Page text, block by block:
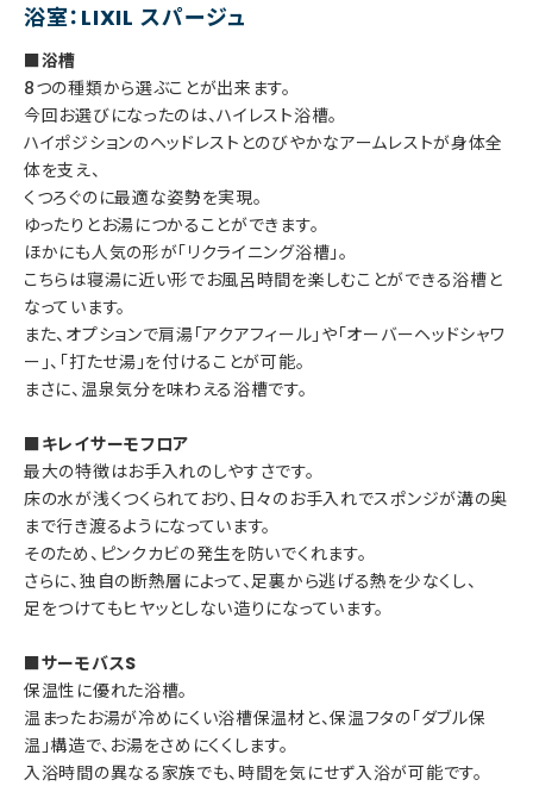
浴室：LIXIL スパージュ
■浴槽
8つの種類から選ぶことが出来ます。
今回お選びになったのは、ハイレスト浴槽。
ハイポジションのヘッドレストとのびやかなアームレストが身体全
体を支え、
くつろぐのに最適な姿勢を実現。
ゆったりとお湯につかることができます。
ほかにも人気の形が「リクライニング浴槽」。
こちらは寝湯に近い形でお風呂時間を楽しむことができる浴槽と
なっています。
また、オプションで肩湯「アクアフィール」や「オーバーヘッドシャワ
ー」、「打たせ湯」を付けることが可能。
まさに、温泉気分を味わえる浴槽です。
■キレイサーモフロア
最大の特徴はお手入れのしやすさです。
床の水が浅くつくられており、日々のお手入れでスポンジが溝の奥
まで行き渡るようになっています。
そのため、ピンクカビの発生を防いでくれます。
さらに、独自の断熱層によって、足裏から逃げる熱を少なくし、
足をつけてもヒヤッとしない造りになっています。
■サーモバスS
保温性に優れた浴槽。
温まったお湯が冷めにくい浴槽保温材と、保温フタの「ダブル保
温」構造で、お湯をさめにくくします。
入浴時間の異なる家族でも、時間を気にせず入浴が可能です。